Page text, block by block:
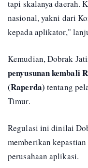
tapi skalanya daerah.
nasional, yakni dari
kepada aplikator,"
Kemudian, Dobrak
penyusunan kembali
(Raperda) tentang
Timur.
Regulasi ini dinilai
memberikan
perusahaan aplikasi.